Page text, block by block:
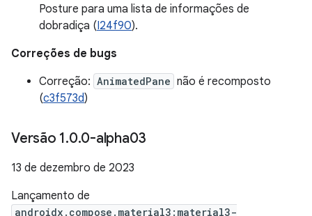
Posture para uma lista de informações de
dobradiça (I24f90).
Correções de bugs
Correção: AnimatedPane não é recomposto
(c3f573d)
Versão 1.0.0-alpha03
13 de dezembro de 2023
Lançamento de
androidx.compose.material3:material3-